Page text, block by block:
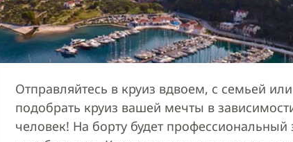
Отправляйтесь в круиз вдвоем, с семьей
подобрать круиз вашей мечты в
человек! На борту будет